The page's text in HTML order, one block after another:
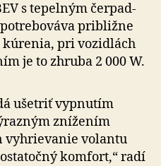
s te­pel­ným čer­pad­
približne
kúrenia, pri vozidlách
je to zhruba 2 000 W.
ušetriť vypnutím
znížením
vyhrievanie volantu
komfort,“ radí